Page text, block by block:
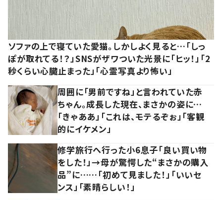
ソファの上で寝ていた愛猫。しかしよく見ると…「しっ
ぽが取れてる！？」SNSがザワついた光景に「ヒッ！」「2
秒くらい心臓止まった」「心霊写真より怖い」
周囲に「男前ですね」と言われていた赤
ちゃん。成長した現在、まさかの姿に…
「きゃああ」「これは、モテるぞぉ」「客観
的にイケメン」
修学旅行へ行った小6息子「良い買い物
をした！」→母が驚愕した“まさかの購入
品”に……「初めて見ました！」「いいセ
ンス」「素晴らしい！」